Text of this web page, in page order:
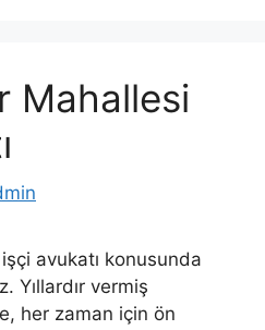
Mahallesi
avukatı konusunda
Yıllardır vermiş
her zaman için ön